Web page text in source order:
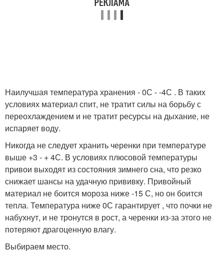
Наилучшая температура хранения - 0С - -4С . В таких
условиях материал спит, не тратит силы на борьбу с
переохлаждением и не тратит ресурсы на дыхание, не
испаряет воду.
Никогда не следует хранить черенки при температуре
выше +3 - + 4С. В условиях плюсовой температуры
привои выходят из состояния зимнего сна, что резко
снижает шансы на удачную прививку. Привойный
материал не боится мороза ниже -15 С, но он боится
тепла. Температура ниже 0С гарантирует , что почки не
набухнут, и не тронутся в рост, а черенки из-за этого не
потеряют драгоценную влагу.
Выбираем место.